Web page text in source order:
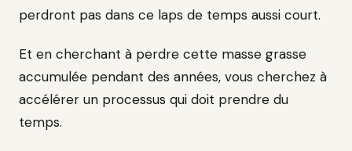
perdront pas dans ce laps de temps aussi court.
Et en cherchant à perdre cette masse grasse
accumulée pendant des années, vous cherchez à
accélérer un processus qui doit prendre du
temps.